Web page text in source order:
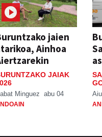
jaien
Ainhoa
JAIAK
Minguez abu 04